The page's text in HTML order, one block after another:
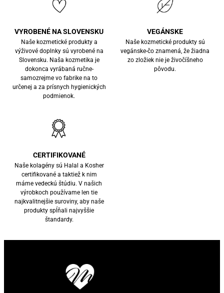
VYROBENÉ NA SLOVENSKU
Naše kozmetické produkty a
výživové doplnky sú vyrobené na
Slovensku. Naša kozmetika je
dokonca vyrábaná ručne-
samozrejme vo fabrike na to
určenej a za prísnych hygienických
podmienok.
VEGÁNSKE
Naše kozmetické produkty sú
vegánske-čo znamená, že žiadna
zo zložiek nie je živočíšneho
pôvodu.
CERTIFIKOVANÉ
Naše kolagény sú Halal a Kosher
certifikované a taktiež k nim
máme vedeckú štúdiu. V našich
výrobkoch používame len tie
najkvalitnejšie suroviny, aby naše
produkty spĺňali najvyššie
štandardy.